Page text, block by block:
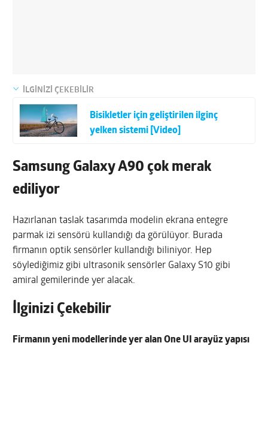
İLGİNİZİ ÇEKEBİLİR
Bisikletler için geliştirilen ilginç
yelken sistemi [Video]
Samsung Galaxy A90 çok merak
ediliyor
Hazırlanan taslak tasarımda modelin ekrana entegre
parmak izi sensörü kullandığı da görülüyor. Burada
firmanın optik sensörler kullandığı biliniyor. Hep
söylediğimiz gibi ultrasonik sensörler Galaxy S10 gibi
amiral gemilerinde yer alacak.
İlginizi Çekebilir
Firmanın yeni modellerinde yer alan One UI arayüz yapısı